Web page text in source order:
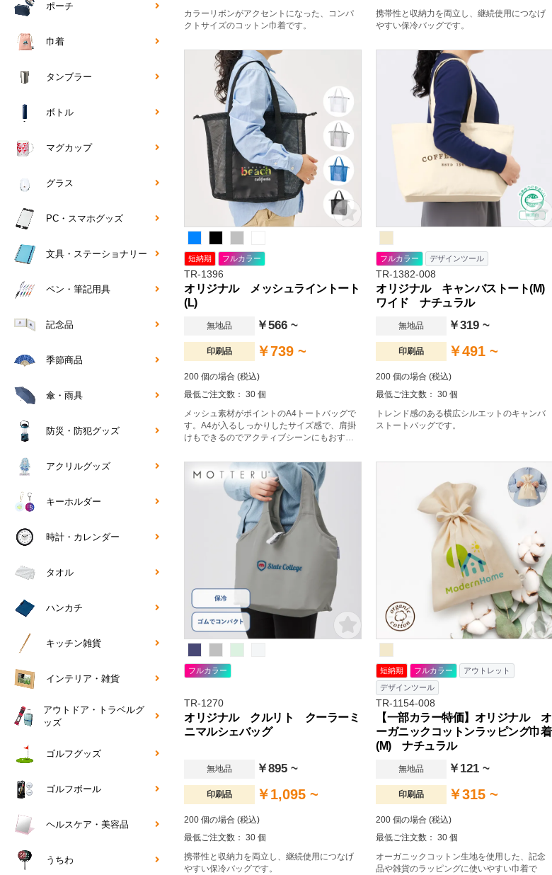
カラーリボンがアクセントになった、コンパ
クトサイズのコットン巾着です。
携帯性と収納力を両立し、継続使用につなげ
やすい保冷バッグです。
短納期 フルカラー
TR-1396
オリジナル メッシュライントート
(L)
無地品 ￥566 ~
印刷品 ￥739 ~
200 個の場合 (税込)
最低ご注文数： 30 個
メッシュ素材がポイントのA4トートバッグで
す。A4が入るしっかりしたサイズ感で、肩掛
けもできるのでアクティブシーンにもおすす
フルカラー デザインツール
TR-1382-008
オリジナル キャンバストート(M)
ワイド ナチュラル
無地品 ￥319 ~
印刷品 ￥491 ~
200 個の場合 (税込)
最低ご注文数： 30 個
トレンド感のある横広シルエットのキャンバ
ストートバッグです。
フルカラー
TR-1270
オリジナル クルリト クーラーミ
ニマルシェバッグ
無地品 ￥895 ~
印刷品 ￥1,095 ~
200 個の場合 (税込)
最低ご注文数： 30 個
携帯性と収納力を両立し、継続使用につなげ
やすい保冷バッグです。
短納期 フルカラー
アウトレット
デザインツール
TR-1154-008
【一部カラー特価】オリジナル オ
ーガニックコットンラッピング巾着
(M) ナチュラル
無地品 ￥121 ~
印刷品 ￥315 ~
200 個の場合 (税込)
最低ご注文数： 30 個
オーガニックコットン生地を使用した、記念
品や雑貨のラッピングに使いやすい巾着で
ポーチ
巾着
タンブラー
ボトル
マグカップ
グラス
PC・スマホグッズ
文具・ステーショナリー
ペン・筆記用具
記念品
季節商品
傘・雨具
防災・防犯グッズ
アクリルグッズ
キーホルダー
時計・カレンダー
タオル
ハンカチ
キッチン雑貨
インテリア・雑貨
アウトドア・トラベルグ
ッズ
ゴルフグッズ
ゴルフボール
ヘルスケア・美容品
うちわ